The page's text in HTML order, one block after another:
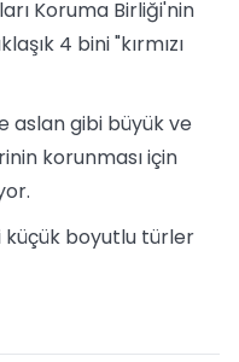
Koruma Birliği'nin
4 bini "kırmızı
aslan gibi büyük ve
korunması için
boyutlu türler